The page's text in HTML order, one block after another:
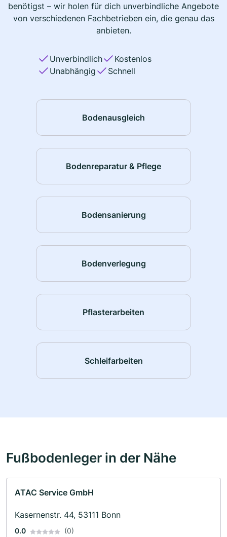
benötigst – wir holen für dich unverbindliche Angebote
von verschiedenen Fachbetrieben ein, die genau das
anbieten.
Unverbindlich
Kostenlos
Unabhängig
Schnell
Bodenausgleich
Bodenreparatur & Pflege
Bodensanierung
Bodenverlegung
Pflasterarbeiten
Schleifarbeiten
Fußbodenleger in der Nähe
ATAC Service GmbH
Kasernenstr. 44, 53111 Bonn
0.0 (0)